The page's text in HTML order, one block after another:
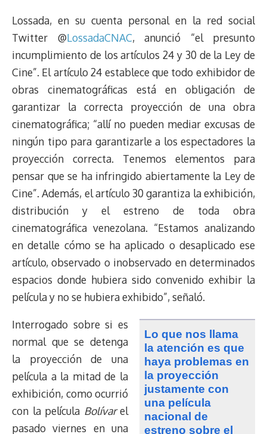
Lossada, en su cuenta personal en la red social
Twitter @LossadaCNAC, anunció “el presunto
incumplimiento de los artículos 24 y 30 de la Ley de
Cine”. El artículo 24 establece que todo exhibidor de
obras cinematográficas está en obligación de
garantizar la correcta proyección de una obra
cinematográfica; “allí no pueden mediar excusas de
ningún tipo para garantizarle a los espectadores la
proyección correcta. Tenemos elementos para
pensar que se ha infringido abiertamente la Ley de
Cine”. Además, el artículo 30 garantiza la exhibición,
distribución y el estreno de toda obra
cinematográfica venezolana. “Estamos analizando
en detalle cómo se ha aplicado o desaplicado ese
artículo, observado o inobservado en determinados
espacios donde hubiera sido convenido exhibir la
película y no se hubiera exhibido”, señaló.
lo que nos llama
la atención es que
haya problemas en
la proyección
justamente con
una película
nacional de
estreno sobre el
Interrogado sobre si es
normal que se detenga
la proyección de una
película a la mitad de la
exhibición, como ocurrió
con la película Bolívarel
pasado viernes en una